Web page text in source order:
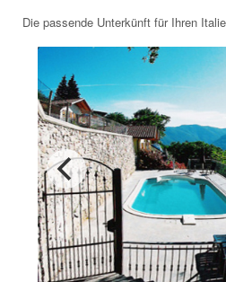
Die passende Unterkünft für Ihren